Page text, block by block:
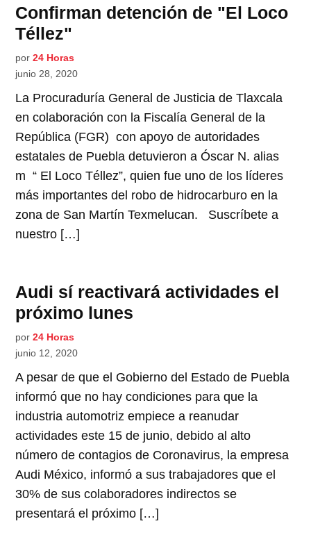
Confirman detención de "El Loco
Téllez"
por 24 Horas
junio 28, 2020
La Procuraduría General de Justicia de Tlaxcala
en colaboración con la Fiscalía General de la
República (FGR) con apoyo de autoridades
estatales de Puebla detuvieron a Óscar N. alias
m “ El Loco Téllez”, quien fue uno de los líderes
más importantes del robo de hidrocarburo en la
zona de San Martín Texmelucan. Suscríbete a
nuestro […]
Audi sí reactivará actividades el
próximo lunes
por 24 Horas
junio 12, 2020
A pesar de que el Gobierno del Estado de Puebla
informó que no hay condiciones para que la
industria automotriz empiece a reanudar
actividades este 15 de junio, debido al alto
número de contagios de Coronavirus, la empresa
Audi México, informó a sus trabajadores que el
30% de sus colaboradores indirectos se
presentará el próximo […]